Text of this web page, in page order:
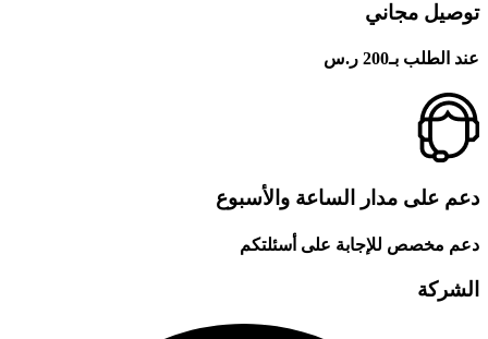
توصيل مجاني
عند الطلب بـ200 ر.س
دعم على مدار الساعة والأسبوع
دعم مخصص للإجابة على أسئلتكم
الشركة